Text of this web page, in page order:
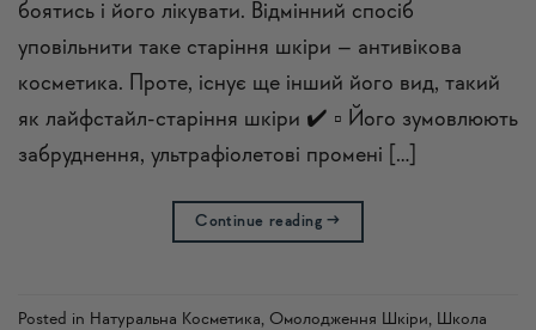
боятись і його лікувати. Відмінний спосіб
уповільнити таке старіння шкіри – антивікова
косметика. Проте, існує ще інший його вид, такий
як лайфстайл-старіння шкіри ✔️ ▫️ Його зумовлюють
забруднення, ультрафіолетові промені […]
Continue reading→
Posted in Натуральна Косметика, Омолодження Шкіри, Школа